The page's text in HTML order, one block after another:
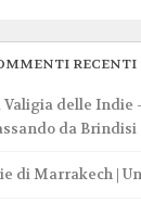
RECENTI
Valigia delle Indie
da Brindisi
di Marrakech |